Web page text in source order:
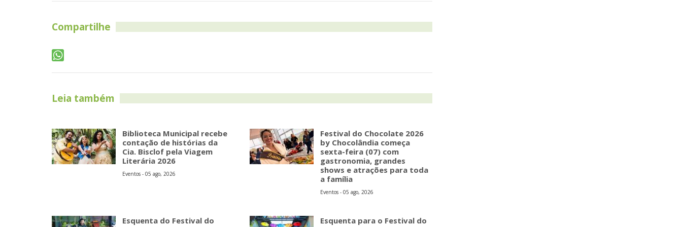
Compartilhe
Leia também
Biblioteca Municipal recebe
contação de histórias da
Cia. Bisclof pela Viagem
Literária 2026
Eventos - 05 ago, 2026
Festival do Chocolate 2026
by Chocolândia começa
sexta-feira (07) com
gastronomia, grandes
shows e atrações para toda
a família
Eventos - 05 ago, 2026
Esquenta do Festival do
Esquenta para o Festival do